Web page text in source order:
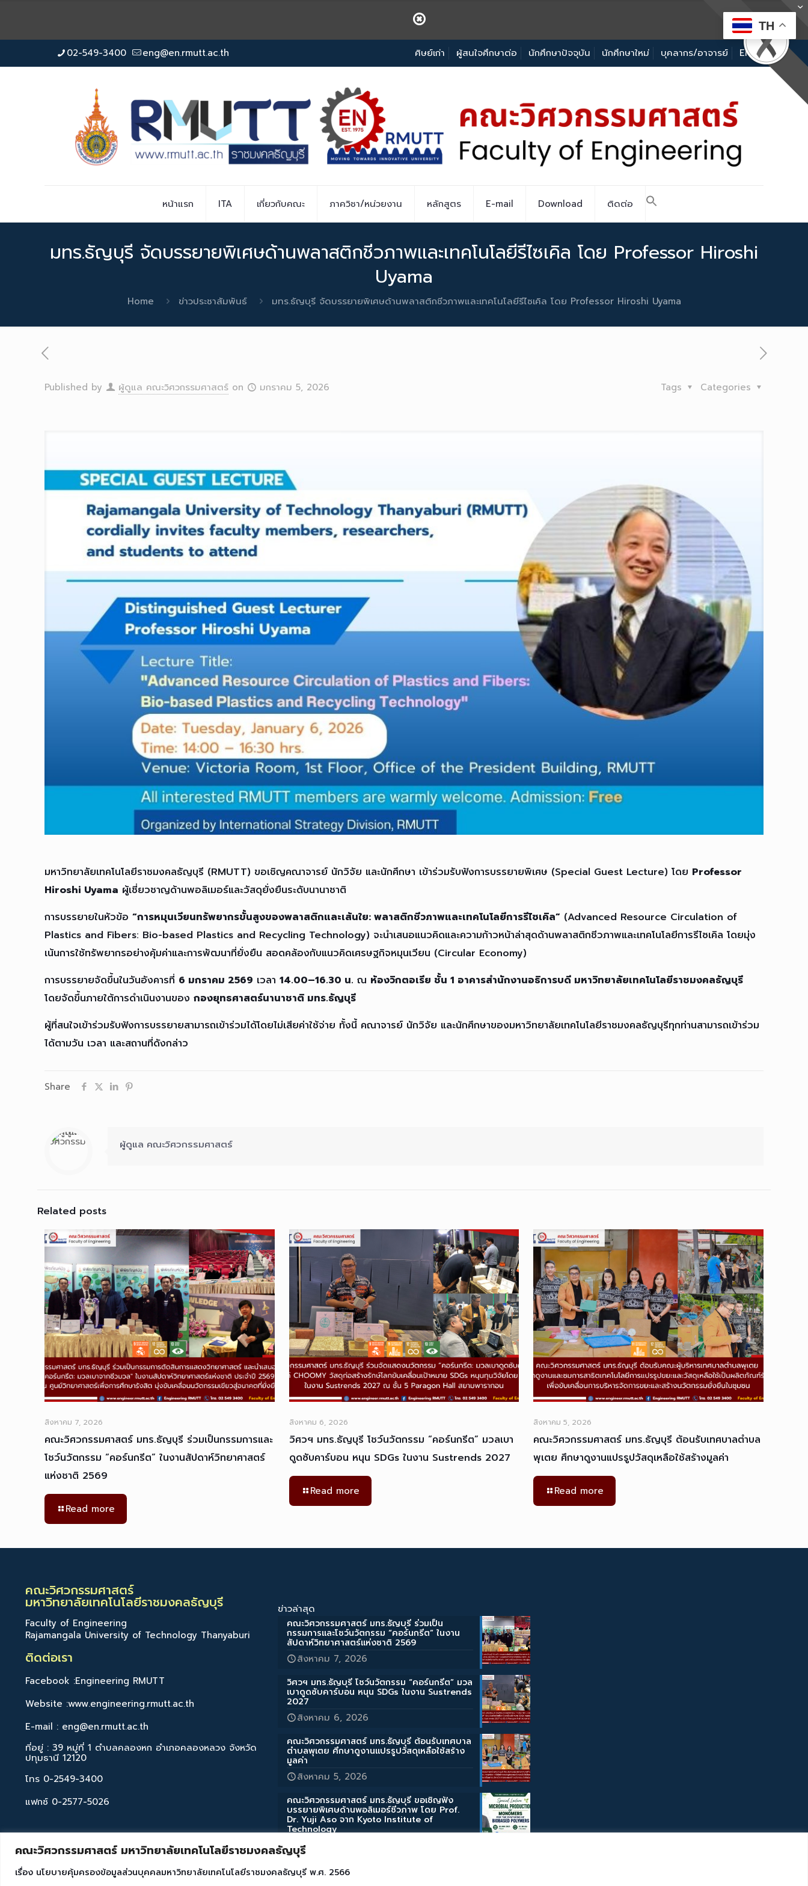
คณะวิศวกรรมศาสตร์ มหาวิทยาลัยเทคโนโลยีราชมงคลธัญบุรี
เรื่อง นโยบายคุ้มครองข้อมูลส่วนบุคคลมหาวิทยาลัยเทคโนโลยีราชมงคลธัญบุรี พ.ศ. 2566
02-549-3400 eng@en.rmutt.ac.th ศิษย์เก่า ผู้สนใจศึกษาต่อ นักศึกษาปัจจุบัน นักศึกษาใหม่ บุคลากร/อาจารย์ EN
หน้าแรก ITA เกี่ยวกับคณะ ภาควิชา/หน่วยงาน หลักสูตร E-mail Download ติดต่อ
มทร.ธัญบุรี จัดบรรยายพิเศษด้านพลาสติกชีวภาพและเทคโนโลยีรีไซเคิล โดย Professor Hiroshi
Uyama
Home ข่าวประชาสัมพันธ์ มทร.ธัญบุรี จัดบรรยายพิเศษด้านพลาสติกชีวภาพและเทคโนโลยีรีไซเคิล โดย Professor Hiroshi Uyama
Published by ผู้ดูแล คณะวิศวกรรมศาสตร์ on มกราคม 5, 2026 Categories
Tags
มหาวิทยาลัยเทคโนโลยีราชมงคลธัญบุรี (RMUTT) ขอเชิญคณาจารย์ นักวิจัย และนักศึกษา เข้าร่วมรับฟังการบรรยายพิเศษ (Special Guest Lecture) โดย Professor
Hiroshi Uyama ผู้เชี่ยวชาญด้านพอลิเมอร์และวัสดุยั่งยืนระดับนานาชาติ
การบรรยายในหัวข้อ“การหมุนเวียนทรัพยากรขั้นสูงของพลาสติกและเส้นใย: พลาสติกชีวภาพและเทคโนโลยีการรีไซเคิล” (Advanced Resource Circulation of
Plastics and Fibers: Bio-based Plastics and Recycling Technology) จะนำเสนอแนวคิดและความก้าวหน้าล่าสุดด้านพลาสติกชีวภาพและเทคโนโลยีการรีไซเคิล โดยมุ่ง
เน้นการใช้ทรัพยากรอย่างคุ้มค่าและการพัฒนาที่ยั่งยืน สอดคล้องกับแนวคิดเศรษฐกิจหมุนเวียน (Circular Economy)
การบรรยายจัดขึ้นในวันอังคารที่ 6 มกราคม 2569 เวลา14.00–16.30 น. ณ ห้องวิกตอเรีย ชั้น 1 อาคารสำนักงานอธิการบดี มหาวิทยาลัยเทคโนโลยีราชมงคลธัญบุรี
โดยจัดขึ้นภายใต้การดำเนินงานของกองยุทธศาสตร์นานาชาติ มทร.ธัญบุรี
ผู้ที่สนใจเข้าร่วมรับฟังการบรรยายสามารถเข้าร่วมได้โดยไม่เสียค่าใช้จ่าย ทั้งนี้ คณาจารย์ นักวิจัย และนักศึกษาของมหาวิทยาลัยเทคโนโลยีราชมงคลธัญบุรีทุกท่านสามารถเข้าร่วม
ได้ตามวัน เวลา และสถานที่ดังกล่าว
Share
ผู้ดูแล คณะวิศวกรรมศาสตร์
Related posts
สิงหาคม 7, 2026
คณะวิศวกรรมศาสตร์ มทร.ธัญบุรี ร่วมเป็นกรรมการและ
โชว์นวัตกรรม “คอร์นกรีต” ในงานสัปดาห์วิทยาศาสตร์
แห่งชาติ 2569
Read more
สิงหาคม 6, 2026
วิศวฯ มทร.ธัญบุรี โชว์นวัตกรรม “คอร์นกรีต” มวลเบา
ดูดซับคาร์บอน หนุน SDGs ในงาน Sustrends 2027
Read more
สิงหาคม 5, 2026
คณะวิศวกรรมศาสตร์ มทร.ธัญบุรี ต้อนรับเทศบาลตำบล
พุเตย ศึกษาดูงานแปรรูปวัสดุเหลือใช้สร้างมูลค่า
Read more
คณะวิศวกรรมศาสตร์
มหาวิทยาลัยเทคโนโลยีราชมงคลธัญบุรี
Faculty of Engineering
Rajamangala University of Technology Thanyaburi
ติดต่อเรา
Facebook :Engineering RMUTT
Website :www.engineering.rmutt.ac.th
E-mail : eng@en.rmutt.ac.th
ที่อยู่ : 39 หมู่ที่ 1 ตำบลคลองหก อำเภอคลองหลวง จังหวัด
ปทุมธานี 12120
โทร 0-2549-3400
แฟกซ์ 0-2577-5026
ข่าวล่าสุด
คณะวิศวกรรมศาสตร์ มทร.ธัญบุรี ร่วมเป็น
กรรมการและโชว์นวัตกรรม “คอร์นกรีต” ในงาน
สัปดาห์วิทยาศาสตร์แห่งชาติ 2569
สิงหาคม 7, 2026
วิศวฯ มทร.ธัญบุรี โชว์นวัตกรรม “คอร์นกรีต” มวล
เบาดูดซับคาร์บอน หนุน SDGs ในงาน Sustrends
2027
สิงหาคม 6, 2026
คณะวิศวกรรมศาสตร์ มทร.ธัญบุรี ต้อนรับเทศบาล
ตำบลพุเตย ศึกษาดูงานแปรรูปวัสดุเหลือใช้สร้าง
มูลค่า
สิงหาคม 5, 2026
คณะวิศวกรรมศาสตร์ มทร.ธัญบุรี ขอเชิญฟัง
บรรยายพิเศษด้านพอลิเมอร์ชีวภาพ โดย Prof.
Dr. Yuji Aso จาก Kyoto Institute of
Technology
สิงหาคม 3, 2026
คณะวิศวกรรมศาสตร์ มทร.ธัญบุรี ขอเชิญฟัง
บรรยายพิเศษด้านสิ่งแวดล้อมและการเกษตร โดย
TH